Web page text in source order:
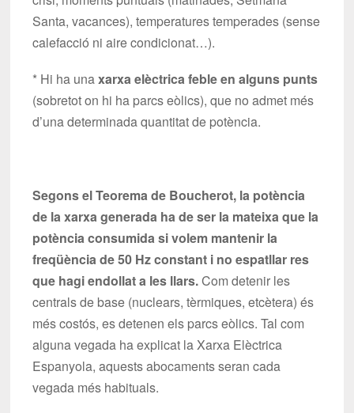
Santa, vacances), temperatures temperades (sense
calefacció ni aire condicionat…).
* Hi ha unaxarxa elèctrica feble en alguns punts
(sobretot on hi ha parcs eòlics), que no admet més
d’una determinada quantitat de potència.
Segons el Teorema de Boucherot, la potència
de la xarxa generada ha de ser la mateixa que la
potència consumida si volem mantenir la
freqüència de 50 Hz constant i no espatllar res
que hagi endollat a les llars.Com detenir les
centrals de base (nuclears, tèrmiques, etcètera) és
més costós, es detenen els parcs eòlics. Tal com
alguna vegada ha explicat la Xarxa Elèctrica
Espanyola, aquests abocaments seran cada
vegada més habituals.